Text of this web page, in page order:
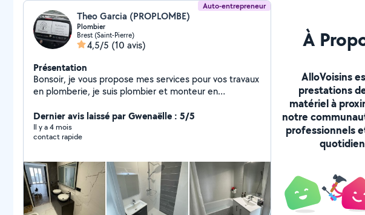
Auto-entrepreneur
Theo Garcia (PROPLOMBE)
Plombier
Brest (Saint-Pierre)
4,5/5 (10 avis)
Présentation
Bonsoir, je vous propose mes services pour vos travaux
en plomberie, je suis plombier et monteur en
n'hésitez pas à me contacter.
Dernier avis laissé par Gwenaëlle : 5/5
Il y a 4 mois
contact rapide
À
AlloVoisins
prestations
matériel à
notre
professionnels